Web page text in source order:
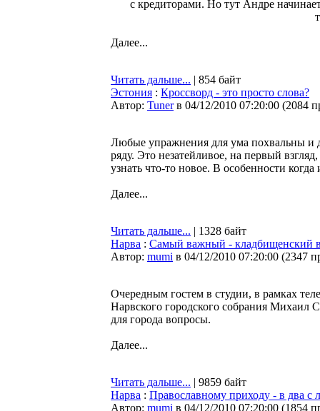
с кредиторами. Но тут Андре
Далее...
Читать дальше... | 854 байт
Эстония : Кроссворд - это просто слова?
Автор: Tuner в 04/12/2010 07:20:00 (2084
Любые упражнения для ума похвальны и
ряду. Это незатейливое, на первый
узнать что-то новое. В особенности
Далее...
Читать дальше... | 1328 байт
Нарва : Самый важный - кладбищенский
Автор: mumi в 04/12/2010 07:20:00 (2347
Очередным гостем в студии, в рамках
Нарвского городского собрания Михаил
для города вопросы.
Далее...
Читать дальше... | 9859 байт
Нарва : Православному приходу - в два с
Автор: mumi в 04/12/2010 07:20:00 (1854